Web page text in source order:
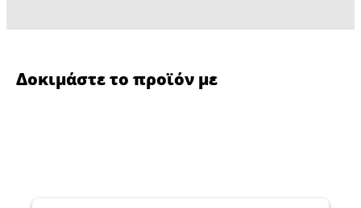
Δοκιμάστε το προϊόν με